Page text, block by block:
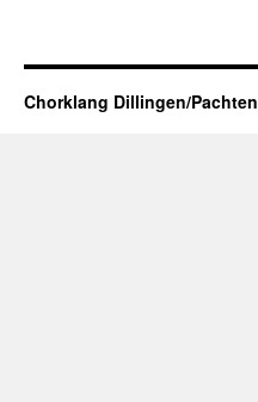
Chorklang Dillingen/Pachten